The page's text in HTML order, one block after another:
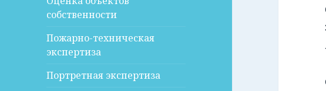
собственности
Пожарно-техническая
экспертиза
Портретная экспертиза